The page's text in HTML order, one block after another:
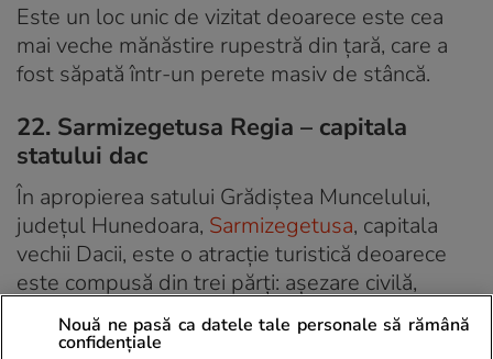
Este un loc unic de vizitat deoarece este cea
mai veche mănăstire rupestră din țară, care a
fost săpată într-un perete masiv de stâncă.
22. Sarmizegetusa Regia – capitala
statului dac
În apropierea satului Grădiștea Muncelului,
județul Hunedoara, Sarmizegetusa, capitala
vechii Dacii, este o atracție turistică deoarece
este compusă din trei părți: așezare civilă,
cartiere amplasate pe mai multe terase și zona
sacră.Nouă ne pasă ca datele tale personale să rămână
confidențiale